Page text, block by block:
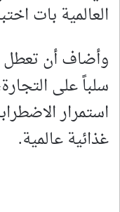
العالمية بات
وأضاف أن تعطل
سلباً على
استمرار
غذائية عالمية.